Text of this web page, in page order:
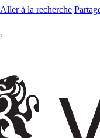
Aller à la recherche